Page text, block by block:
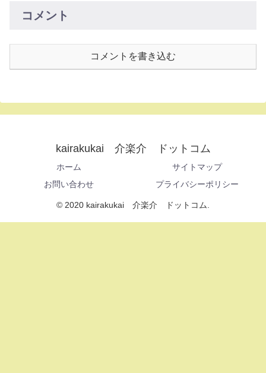
コメント
コメントを書き込む
kairakukai 介楽介 ドットコム
ホーム
サイトマップ
お問い合わせ
プライバシーポリシー
© 2020 kairakukai 介楽介 ドットコム.